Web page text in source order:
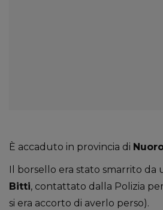
È accaduto in provincia di
Il borsello era stato smarrito da
Bitti, contattato dalla Polizia
si era accorto di averlo perso).